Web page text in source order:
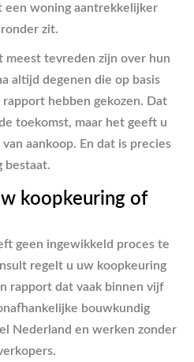
een woning aantrekkelijker
zit.
meest tevreden zijn over hun
altijd degenen die op basis
hebben gekozen. Dat
toekomst, maar het geeft u
aankoop. En dat is precies
bestaat.
koopkeuring of
geen ingewikkeld proces te
regelt u uw koopkeuring
rapport dat vaak binnen vijf
bouwkundig
Nederland en werken zonder